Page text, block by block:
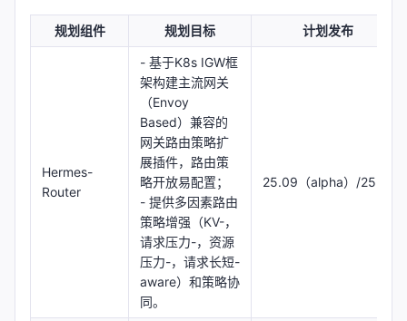
规划组件 规划目标 计划发布
Hermes-
Router
- 基于K8s IGW框
架构建主流网关
（Envoy
Based）兼容的
网关路由策略扩
展插件，路由策
略开放易配置；
- 提供多因素路由
策略增强（KV-，
请求压力-，资源
压力-，请求长短-
aware）和策略协
同。
25.09（alpha）/25.12